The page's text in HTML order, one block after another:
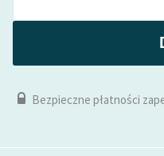
Bezpieczne płatności